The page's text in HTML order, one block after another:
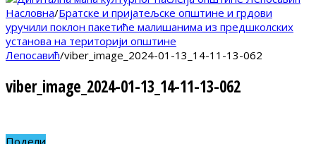
Насловна/Братске и пријатељске општине и грдови
уручили поклон пакетиће малишанима из предшколских
установа на територији општине
Лепосавић/viber_image_2024-01-13_14-11-13-062
viber_image_2024-01-13_14-11-13-062
Подели